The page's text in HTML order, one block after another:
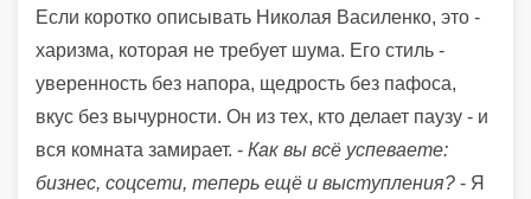
Если коротко описывать Николая Василенко, это -
харизма, которая не требует шума. Его стиль -
уверенность без напора, щедрость без пафоса,
вкус без вычурности. Он из тех, кто делает паузу - и
вся комната замирает. - Как вы всё успеваете:
бизнес, соцсети, теперь ещё и выступления? - Я